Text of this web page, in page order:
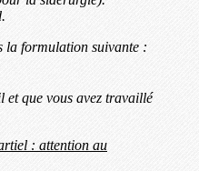
la formulation suivante :
et que vous avez travaillé
: attention au